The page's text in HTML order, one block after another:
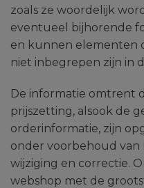
zoals ze woordelijk
eventueel bijhorende
en kunnen elementen
niet inbegrepen zijn in
De informatie omtrent
prijszetting, alsook de
orderinformatie, zijn
onder voorbehoud van
wijziging en correctie.
webshop met de